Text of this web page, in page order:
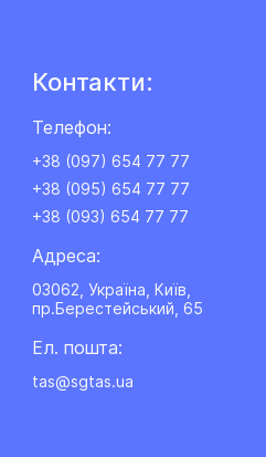
Контакти:
Телефон:
+38 (097) 654 77 77
+38 (095) 654 77 77
+38 (093) 654 77 77
Адреса:
03062, Україна, Київ,
пр.Берестейський, 65
Ел. пошта:
tas@sgtas.ua